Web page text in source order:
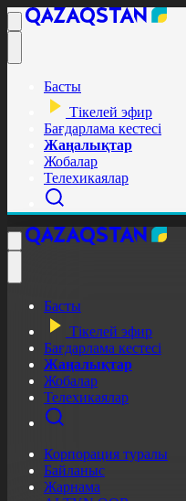
Басты
Тікелей эфир
Бағдарлама кестесі
Жаңалықтар
Жобалар
Телехикаялар
Басты
Тікелей эфир
Бағдарлама кестесі
Жаңалықтар
Жобалар
Телехикаялар
Корпорация туралы
Байланыс
Жарнама